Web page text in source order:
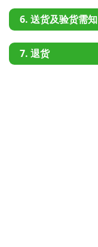
6. 送货及验货需知
7. 退货